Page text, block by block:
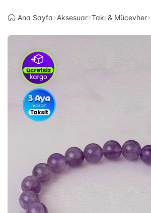
Ana Sayfa Aksesuar Takı & Mücevher